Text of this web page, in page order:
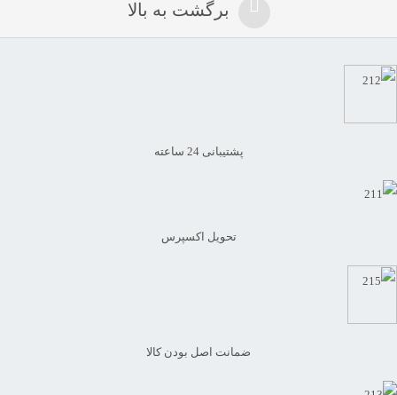
برگشت به بالا
پشتیبانی 24 ساعته
تحویل اکسپرس
ضمانت اصل بودن کالا